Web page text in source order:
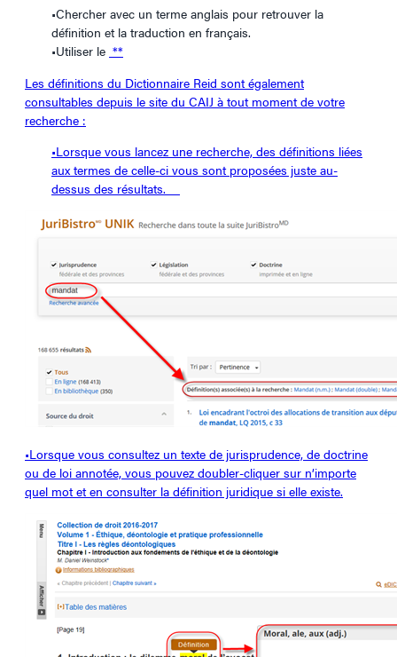
•Chercher avec un terme anglais pour retrouver la
définition et la traduction en français.
•Utiliser le **
Les définitions du Dictionnaire Reid sont également
consultables depuis le site du CAIJ à tout moment de votre
recherche :
•Lorsque vous lancez une recherche, des définitions liées
aux termes de celle-ci vous sont proposées juste au-
dessus des résultats.
•Lorsque vous consultez un texte de jurisprudence, de doctrine
ou de loi annotée, vous pouvez doubler-cliquer sur n’importe
quel mot et en consulter la définition juridique si elle existe.